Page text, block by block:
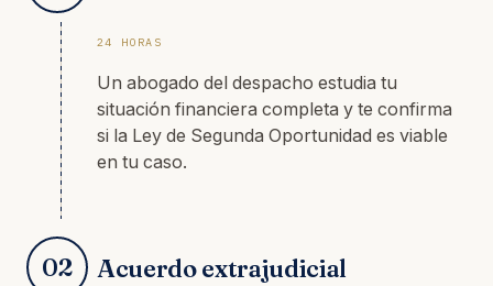
24 HORAS
Un abogado del despacho estudia tu
situación financiera completa y te confirma
si la Ley de Segunda Oportunidad es viable
en tu caso.
02 Acuerdo extrajudicial